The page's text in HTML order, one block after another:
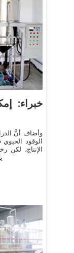
خبراء:
وأضاف أنَّ
الوقود
الإنتاج، لكن